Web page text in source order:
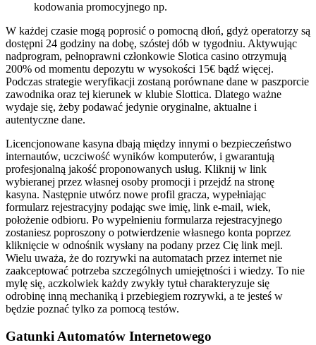
kodowania promocyjnego np.
W każdej czasie mogą poprosić o pomocną dłoń, gdyż operatorzy są
dostępni 24 godziny na dobę, szóstej dób w tygodniu. Aktywując
nadprogram, pełnoprawni członkowie Slotica casino otrzymują
200% od momentu depozytu w wysokości 15€ bądź więcej.
Podczas strategie weryfikacji zostaną porównane dane w paszporcie
zawodnika oraz tej kierunek w klubie Slottica. Dlatego ważne
wydaje się, żeby podawać jedynie oryginalne, aktualne i
autentyczne dane.
Licencjonowane kasyna dbają między innymi o bezpieczeństwo
internautów, uczciwość wyników komputerów, i gwarantują
profesjonalną jakość proponowanych usług. Kliknij w link
wybieranej przez własnej osoby promocji i przejdź na stronę
kasyna. Następnie utwórz nowe profil gracza, wypełniając
formularz rejestracyjny podając swe imię, link e-mail, wiek,
położenie odbioru. Po wypełnieniu formularza rejestracyjnego
zostaniesz poproszony o potwierdzenie własnego konta poprzez
kliknięcie w odnośnik wysłany na podany przez Cię link mejl.
Wielu uważa, że do rozrywki na automatach przez internet nie
zaakceptować potrzeba szczególnych umiejętności i wiedzy. To nie
mylę się, aczkolwiek każdy zwykły tytuł charakteryzuje się
odrobinę inną mechaniką i przebiegiem rozrywki, a te jesteś w
będzie poznać tylko za pomocą testów.
Gatunki Automatów Internetowego